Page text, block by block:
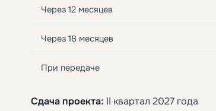
Через 12 месяцев
Через 18 месяцев
При передаче
Сдача проекта: II квартал 2027 года